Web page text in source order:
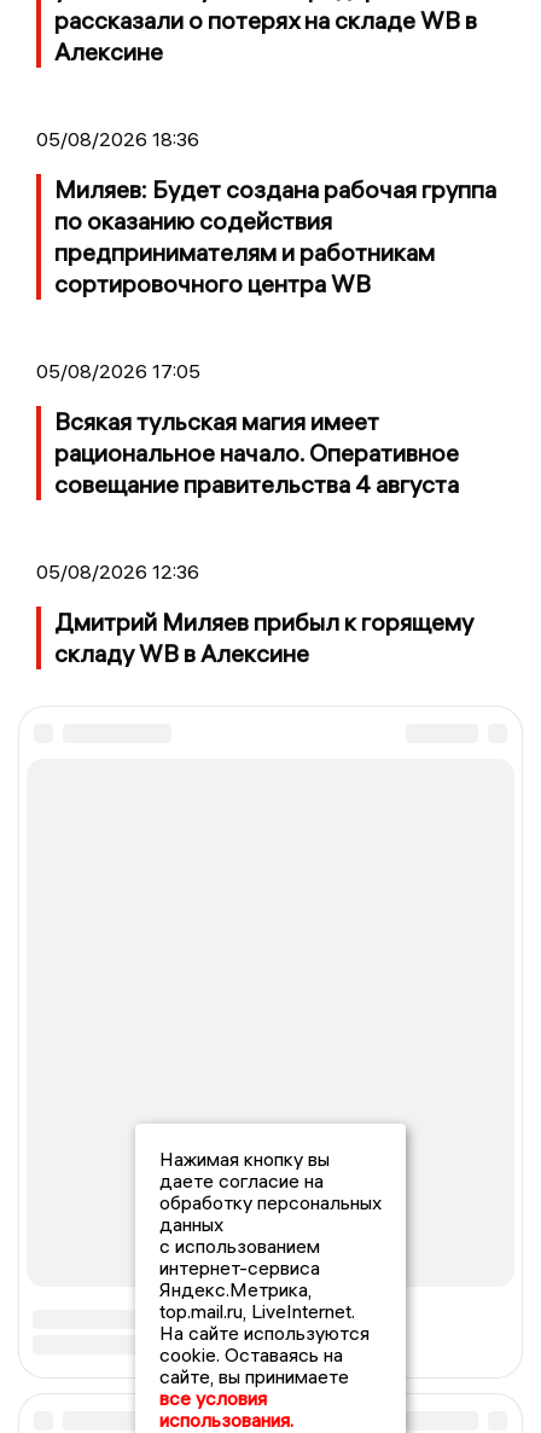
рассказали о потерях на складе WB в
Алексине
05/08/2026 18:36
Миляев: Будет создана рабочая группа
по оказанию содействия
предпринимателям и работникам
сортировочного центра WB
05/08/2026 17:05
Всякая тульская магия имеет
рациональное начало. Оперативное
совещание правительства 4 августа
05/08/2026 12:36
Дмитрий Миляев прибыл к горящему
складу WB в Алексине
Нажимая кнопку вы
даете согласие на
обработку персональных
данных
с использованием
интернет-сервиса
Яндекс.Метрика,
top.mail.ru, LiveInternet.
На сайте используются
cookie. Оставаясь на
сайте, вы принимаете
все условия
использования.